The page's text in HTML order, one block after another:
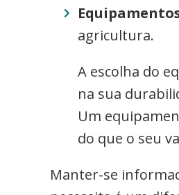
agricultura.
A escolha do
na sua
Um
do que o seu
Manter-se